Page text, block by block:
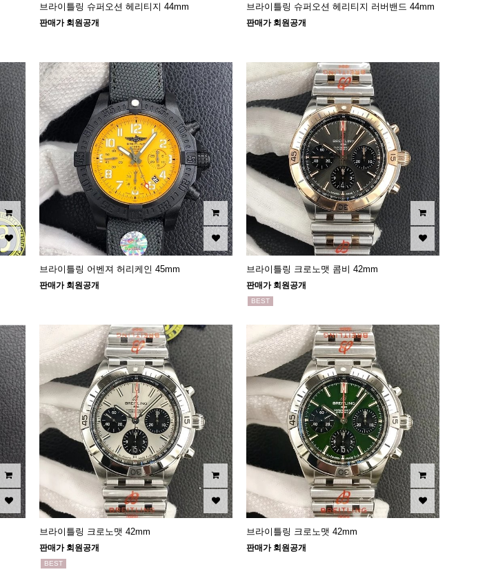
브라이틀링 슈퍼오션 헤리티지 44mm
판매가 회원공개
브라이틀링 슈퍼오션 헤리티지 러버밴드 44mm
판매가 회원공개
브라이틀링 어벤져 허리케인 45mm
판매가 회원공개
브라이틀링 크로노맷 콤비 42mm
판매가 회원공개
BEST
브라이틀링 크로노맷 42mm
판매가 회원공개
BEST
브라이틀링 크로노맷 42mm
판매가 회원공개